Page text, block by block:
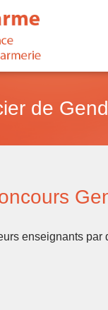
de
enseignants